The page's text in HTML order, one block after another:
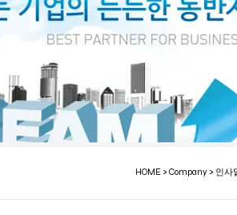
HOME > Company > 인사